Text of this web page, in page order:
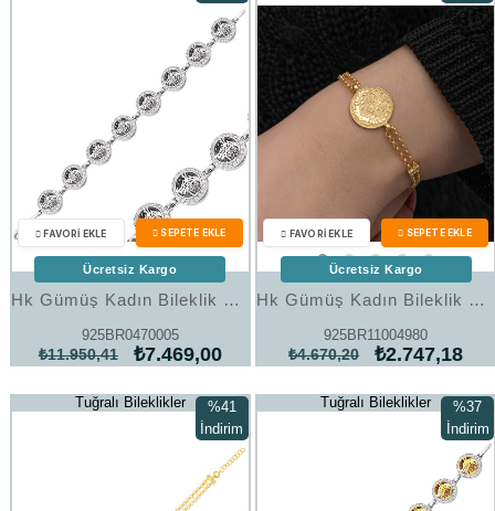
Hk Gümüş Kadın Bileklik Yuvarlak Tuğra |Gümüş Takı Hediyelik Ürünler
925BR0470005
₺7.469,00
₺11.950,41
%38İndirim
Ücretsiz Kargo
Hk Gümüş Kadın Bileklik Gold Kaplama Tuğralı |Gümüş Takı Hediyelik Ürünler
925BR11004980
₺2.747,18
₺4.670,20
Ücretsiz Kargo
Tuğralı Bileklikler
%41
İndirim
%41İndirim
Tuğralı Bileklikler
%37
İndirim